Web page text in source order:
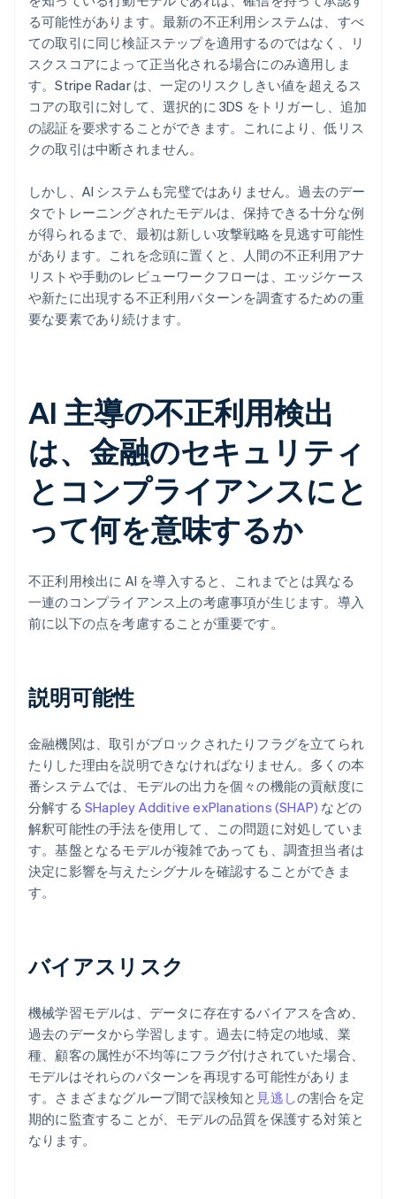
る可能性があります。最新の不正利用システムは、すべ
ての取引に同じ検証ステップを適用するのではなく、リ
スクスコアによって正当化される場合にのみ適用しま
す。Stripe Radar は、一定のリスクしきい値を超えるス
コアの取引に対して、選択的に 3DS をトリガーし、追加
の認証を要求することができます。これにより、低リス
クの取引は中断されません。
しかし、AI システムも完璧ではありません。過去のデー
タでトレーニングされたモデルは、保持できる十分な例
が得られるまで、最初は新しい攻撃戦略を見逃す可能性
があります。これを念頭に置くと、人間の不正利用アナ
リストや手動のレビューワークフローは、エッジケース
や新たに出現する不正利用パターンを調査するための重
要な要素であり続けます。
AI 主導の不正利用検出
は、金融のセキュリティ
とコンプライアンスにと
って何を意味するか
不正利用検出に AI を導入すると、これまでとは異なる
一連のコンプライアンス上の考慮事項が生じます。導入
前に以下の点を考慮することが重要です。
説明可能性
金融機関は、取引がブロックされたりフラグを立てられ
たりした理由を説明できなければなりません。多くの本
番システムでは、モデルの出力を個々の機能の貢献度に
分解する SHapley Additive exPlanations (SHAP) などの
解釈可能性の手法を使用して、この問題に対処していま
す。基盤となるモデルが複雑であっても、調査担当者は
決定に影響を与えたシグナルを確認することができま
す。
バイアスリスク
機械学習モデルは、データに存在するバイアスを含め、
過去のデータから学習します。過去に特定の地域、業
種、顧客の属性が不均等にフラグ付けされていた場合、
モデルはそれらのパターンを再現する可能性がありま
す。さまざまなグループ間で誤検知と 見逃しの割合を定
期的に監査することが、モデルの品質を保護する対策と
なります。